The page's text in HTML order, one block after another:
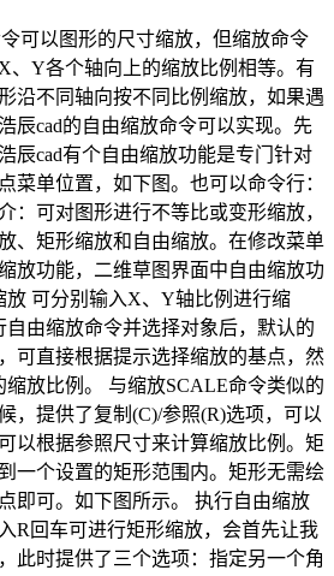
可以图形的尺寸缩放，但缩放命令
、Y各个轴向上的缩放比例相等。有
沿不同轴向按不同比例缩放，如果遇
辰cad的自由缩放命令可以实现。先
辰cad有个自由缩放功能是专门针对
菜单位置，如下图。也可以命令行：
：可对图形进行不等比或变形缩放，
、矩形缩放和自由缩放。在修改菜单
放功能，二维草图界面中自由缩放功
可分别输入X、Y轴比例进行缩
由缩放命令并选择对象后，默认的
可直接根据提示选择缩放的基点，然
放比例。 与缩放SCALE命令类似的
，提供了复制(C)/参照(R)选项，可以
以根据参照尺寸来计算缩放比例。矩
一个设置的矩形范围内。矩形无需绘
即可。如下图所示。 执行自由缩放
R回车可进行矩形缩放，会首先让我
此时提供了三个选项：指定另一个角